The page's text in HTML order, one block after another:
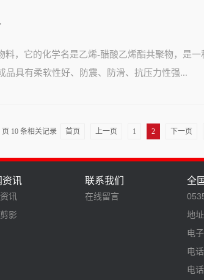
料，它的化学名是乙烯-醋酸乙烯酯共聚物，是
品具有柔软性好、防震、防滑、抗压力性强...
页 10 条相关记录 首页 上一页 1 2 下一页
资讯
讯
影
联系我们
在线留言
全
地
电
电
电